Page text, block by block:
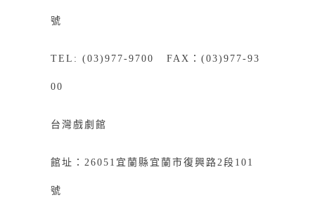
號
TEL: (03)977-9700 FAX：(03)977-93
00
台灣戲劇館
館址：26051宜蘭縣宜蘭市復興路2段101
號